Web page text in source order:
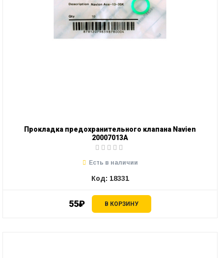
Прокладка предохранительного клапана Navien
20007013A
55₽ В КОРЗИНУ
Есть в наличии
Код: 18331